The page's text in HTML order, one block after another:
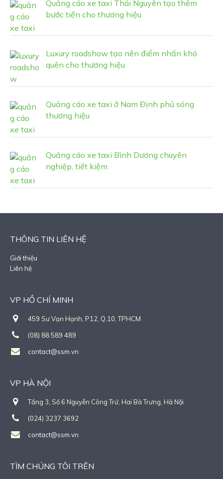
Quảng cáo xe taxi Thái Nguyên tạo thêm
bước tiến cho thương hiệu
Luxury roadshow tạo nên điểm nhấn khó
quên cho thương hiệu
Quảng cáo xe taxi ở Nam Định phủ sóng
thương hiệu
Quảng cáo xe taxi Bình Dương chuyên
nghiệp, tiết kiệm
THÔNG TIN LIÊN HỆ
Giới thiệu
Liên hệ
VP HỒ CHÍ MINH
459 Sư Vạn Hạnh, P12, Q.10, TPHCM
(08) 88 589 489
contact@ssm.vn
VP HÀ NỘI
Tầng 3, Số 6 Nguyễn Công Trứ, Hai Bà Trưng, Hà Nội
(024) 3237 3692
contact@ssm.vn
TÌM CHÚNG TÔI TRÊN